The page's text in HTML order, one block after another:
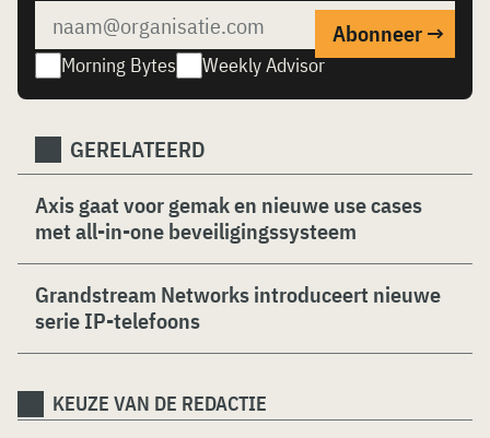
Morning Bytes Weekly Advisor
GERELATEERD
Axis gaat voor gemak en nieuwe use cases
met all-in-one beveiligingssysteem
Grandstream Networks introduceert nieuwe
serie IP-telefoons
KEUZE VAN DE REDACTIE